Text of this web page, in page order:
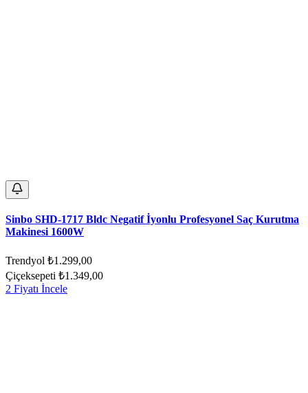
Sinbo SHD-1717 Bldc Negatif İyonlu Profesyonel Saç Kurutma
Makinesi 1600W
Trendyol ₺1.299,00
Çiçeksepeti ₺1.349,00
2 Fiyatı İncele